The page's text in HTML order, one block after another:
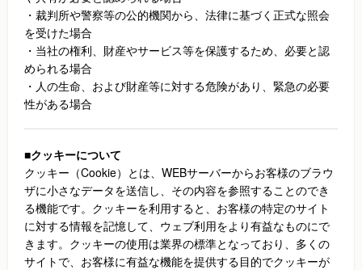
・裁判所や警察等の公的機関から、法律に基づく正式な照会
を受けた場合
・当社の権利、財産やサービス等を保護するため、必要と認
められる場合
・人の生命、および財産等に対する危険があり、緊急の必要
性がある場合
■クッキーについて
クッキー（Cookie）とは、WEBサーバーからお客様のブラウ
ザに小さなデータを送信し、その内容を参照することのでき
る機能です。クッキーを利用すると、お客様の特定のサイト
に対する情報を記憶して、ウェブ利用をより有益なものにで
きます。クッキーの使用は業界の標準となっており、多くの
サイトで、お客様に有益な機能を提供する目的でクッキーが